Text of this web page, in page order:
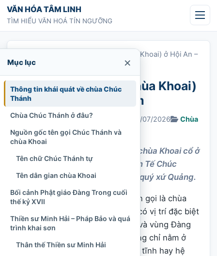
Chuyển tới nội dung
VĂN HÓA TÂM LINH
TÌM HIỂU VĂN HOÁ TÍN NGƯỠNG
Chùa Chúc Thánh (chùa Khoai) ở Hội An –
Quảng Nam
Chùa Chúc Thánh (chùa Khoai)
ở Hội An – Quảng Nam
Chi Tran 12/03/2023 Cập nhật: 21/07/2026
Chùa
535 lượt xem
Khám phá chùa Chúc Thánh, chùa Khoai cổ ở
Hội An, nơi khai sinh dòng Lâm Tế Chúc
Thánh và lưu giữ nhiều di sản quý xứ Quảng.
Chùa Chúc Thánh, dân gian quen gọi là chùa
Khoai, là một trong những cổ tự có vị trí đặc biệt
trong lịch sửPhật giáoở Hội An và vùng Đàng
Trong. Giá trị của ngôi chùa không chỉ nằm ở
tuổi đời lâu dài, cảnh quan thanh tĩnh hay hệ
Mục lục ×
Thông tin khái quát về chùa Chúc
Thánh
Chùa Chúc Thánh ở đâu?
Nguồn gốc tên gọi Chúc Thánh và
chùa Khoai
Tên chữ Chúc Thánh tự
Tên dân gian chùa Khoai
Bối cảnh Phật giáo Đàng Trong cuối
thế kỷ XVII
Thiền sư Minh Hải – Pháp Bảo và quá
trình khai sơn
Thân thế Thiền sư Minh Hải